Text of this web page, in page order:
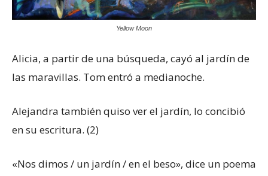
Yellow Moon
Alicia, a partir de una búsqueda, cayó al jardín de
las maravillas. Tom entró a medianoche.
Alejandra también quiso ver el jardín, lo concibió
en su escritura. (2)
«Nos dimos / un jardín / en el beso», dice un poema